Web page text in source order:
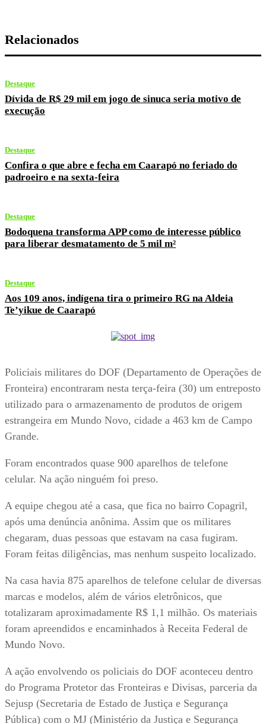
Relacionados
Destaque
Dívida de R$ 29 mil em jogo de sinuca seria motivo de
execução
Destaque
Confira o que abre e fecha em Caarapó no feriado do
padroeiro e na sexta-feira
Destaque
Bodoquena transforma APP como de interesse público
para liberar desmatamento de 5 mil m²
Destaque
Aos 109 anos, indígena tira o primeiro RG na Aldeia
Te’yikue de Caarapó
Policiais militares do DOF (Departamento de Operações de
Fronteira) encontraram nesta terça-feira (30) um entreposto
utilizado para o armazenamento de produtos de origem
estrangeira em Mundo Novo, cidade a 463 km de Campo
Grande.
Foram encontrados quase 900 aparelhos de telefone
celular. Na ação ninguém foi preso.
A equipe chegou até a casa, que fica no bairro Copagril,
após uma denúncia anônima. Assim que os militares
chegaram, duas pessoas que estavam na casa fugiram.
Foram feitas diligências, mas nenhum suspeito localizado.
Na casa havia 875 aparelhos de telefone celular de diversas
marcas e modelos, além de vários eletrônicos, que
totalizaram aproximadamente R$ 1,1 milhão. Os materiais
foram apreendidos e encaminhados à Receita Federal de
Mundo Novo.
A ação envolvendo os policiais do DOF aconteceu dentro
do Programa Protetor das Fronteiras e Divisas, parceria da
Sejusp (Secretaria de Estado de Justiça e Segurança
Pública) com o MJ (Ministério da Justiça e Segurança